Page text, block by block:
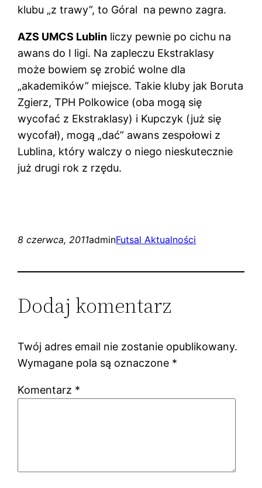
klubu „z trawy”, to Góral na pewno zagra.
AZS UMCS Lublin liczy pewnie po cichu na
awans do I ligi. Na zapleczu Ekstraklasy
może bowiem sę zrobić wolne dla
„akademików” miejsce. Takie kluby jak Boruta
Zgierz, TPH Polkowice (oba mogą się
wycofać z Ekstraklasy) i Kupczyk (już się
wycofał), mogą „dać” awans zespołowi z
Lublina, który walczy o niego nieskutecznie
już drugi rok z rzędu.
8 czerwca, 2011adminFutsal Aktualności
Dodaj komentarz
Twój adres email nie zostanie opublikowany.
Wymagane pola są oznaczone *
Komentarz *